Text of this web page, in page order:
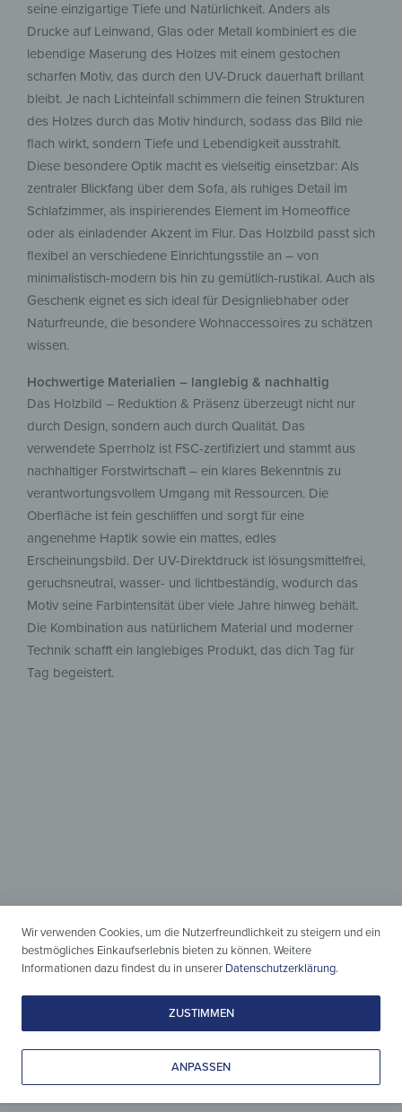
seine einzigartige Tiefe und Natürlichkeit. Anders als
Drucke auf Leinwand, Glas oder Metall kombiniert es die
lebendige Maserung des Holzes mit einem gestochen
scharfen Motiv, das durch den UV-Druck dauerhaft brillant
bleibt. Je nach Lichteinfall schimmern die feinen Strukturen
des Holzes durch das Motiv hindurch, sodass das Bild nie
flach wirkt, sondern Tiefe und Lebendigkeit ausstrahlt.
Diese besondere Optik macht es vielseitig einsetzbar: Als
zentraler Blickfang über dem Sofa, als ruhiges Detail im
Schlafzimmer, als inspirierendes Element im Homeoffice
oder als einladender Akzent im Flur. Das Holzbild passt sich
flexibel an verschiedene Einrichtungsstile an – von
minimalistisch-modern bis hin zu gemütlich-rustikal. Auch als
Geschenk eignet es sich ideal für Designliebhaber oder
Naturfreunde, die besondere Wohnaccessoires zu schätzen
wissen.
Hochwertige Materialien – langlebig & nachhaltig
Das Holzbild – Reduktion & Präsenz überzeugt nicht nur
durch Design, sondern auch durch Qualität. Das
verwendete Sperrholz ist FSC-zertifiziert und stammt aus
nachhaltiger Forstwirtschaft – ein klares Bekenntnis zu
verantwortungsvollem Umgang mit Ressourcen. Die
Oberfläche ist fein geschliffen und sorgt für eine
angenehme Haptik sowie ein mattes, edles
Erscheinungsbild. Der UV-Direktdruck ist lösungsmittelfrei,
geruchsneutral, wasser- und lichtbeständig, wodurch das
Motiv seine Farbintensität über viele Jahre hinweg behält.
Die Kombination aus natürlichem Material und moderner
Technik schafft ein langlebiges Produkt, das dich Tag für
Tag begeistert.
zeitlos vereint
Leicht gepflegt, liebevoll gestaltet
& zeitlos schön.
Wir verwenden Cookies, um die Nutzerfreundlichkeit zu steigern und ein
bestmögliches Einkaufserlebnis bieten zu können. Weitere
Informationen dazu findest du in unserer Datenschutzerklärung.
ZUSTIMMEN
ANPASSEN